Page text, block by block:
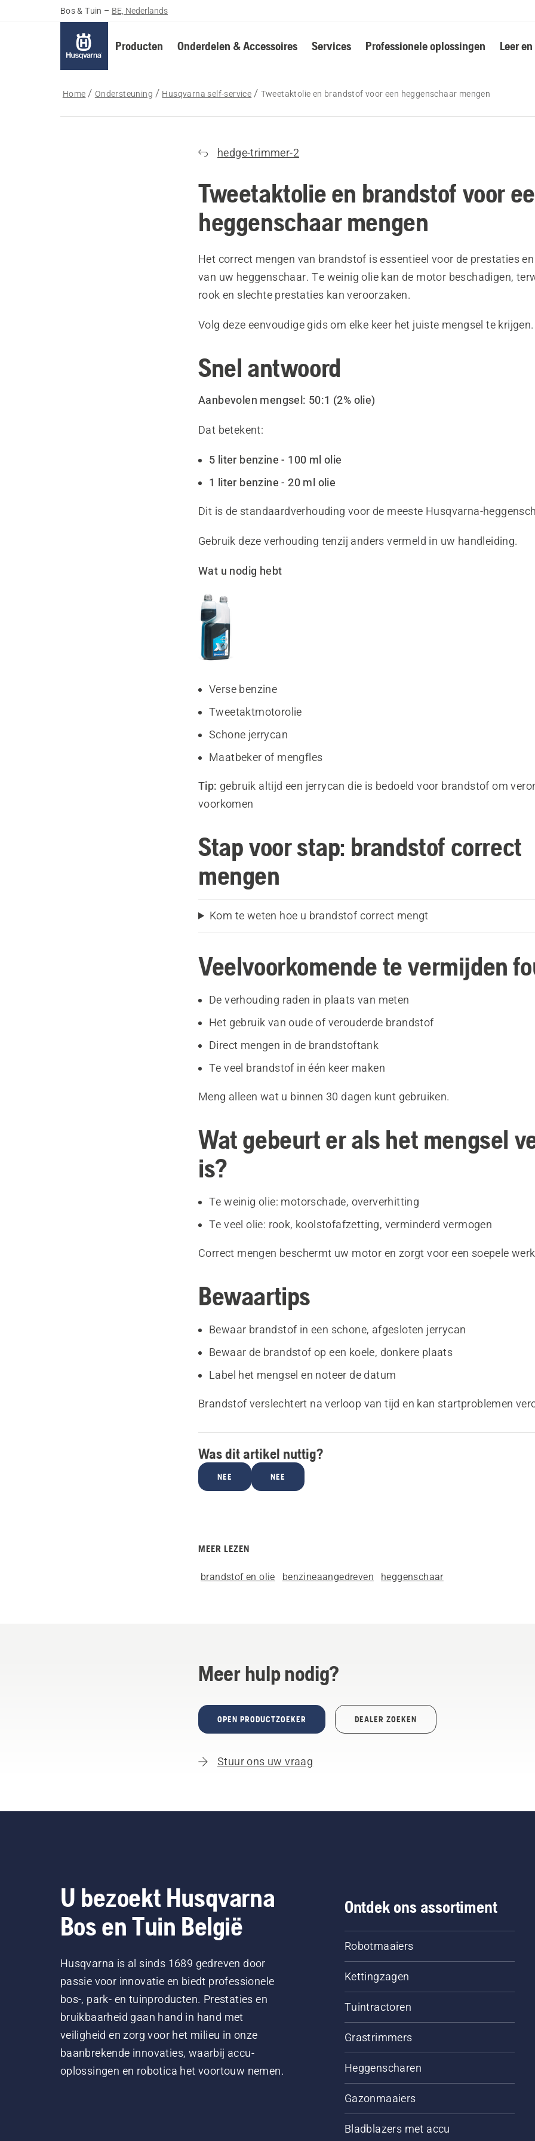
Bos & Tuin – BE, Nederlands
Producten Onderdelen & Accessoires Services Professionele oplossingen Leer
Home Ondersteuning Husqvarna self-service Tweetaktolie en brandstof voor een heggenschaar mengen
hedge-trimmer-2
Tweetaktolie en brandstof voor
heggenschaar mengen
Het correct mengen van brandstof is essentieel voor de prestaties
van uw heggenschaar. Te weinig olie kan de motor beschadigen,
rook en slechte prestaties kan veroorzaken.
Volg deze eenvoudige gids om elke keer het juiste mengsel te krijgen.
Snel antwoord
Aanbevolen mengsel: 50:1 (2% olie)
Dat betekent:
5 liter benzine - 100 ml olie
1 liter benzine - 20 ml olie
Dit is de standaardverhouding voor de meeste Husqvarna-
Gebruik deze verhouding tenzij anders vermeld in uw handleiding.
Wat u nodig hebt
Verse benzine
Tweetaktmotorolie
Schone jerrycan
Maatbeker of mengfles
Tip: gebruik altijd een jerrycan die is bedoeld voor brandstof om
voorkomen
Stap voor stap: brandstof correct
mengen
Kom te weten hoe u brandstof correct mengt
Veelvoorkomende te vermijden
De verhouding raden in plaats van meten
Het gebruik van oude of verouderde brandstof
Direct mengen in de brandstoftank
Te veel brandstof in één keer maken
Meng alleen wat u binnen 30 dagen kunt gebruiken.
Wat gebeurt er als het mengsel
is?
Te weinig olie: motorschade, oververhitting
Te veel olie: rook, koolstofafzetting, verminderd vermogen
Correct mengen beschermt uw motor en zorgt voor een soepele
Bewaartips
Bewaar brandstof in een schone, afgesloten jerrycan
Bewaar de brandstof op een koele, donkere plaats
Label het mengsel en noteer de datum
Brandstof verslechtert na verloop van tijd en kan startproblemen
Was dit artikel nuttig?
NEE NEE
MEER LEZEN
brandstof en olie benzineaangedreven heggenschaar
Meer hulp nodig?
OPEN PRODUCTZOEKER DEALER ZOEKEN
Stuur ons uw vraag
U bezoekt Husqvarna
Bos en Tuin België
Husqvarna is al sinds 1689 gedreven door
passie voor innovatie en biedt professionele
bos-, park- en tuinproducten. Prestaties en
bruikbaarheid gaan hand in hand met
veiligheid en zorg voor het milieu in onze
baanbrekende innovaties, waarbij accu-
oplossingen en robotica het voortouw nemen.
Ontdek ons assortiment
Robotmaaiers
Kettingzagen
Tuintractoren
Grastrimmers
Heggenscharen
Gazonmaaiers
Bladblazers met accu